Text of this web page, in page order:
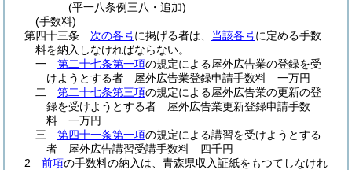
(平一八条例三八・追加)
(手数料)
第四十三条
次の各号に掲げる者は、 当該各号に定める手数
料を納入しなければならない。
一
第二十七条第一項の規定による屋外広告業の登録を受
けようとする者 屋外広告業登録申請手数料 一万円
二
第二十七条第三項の規定による屋外広告業の更新の登
録を受けようとする者 屋外広告業更新登録申請手数
料 一万円
三
第四十一条第一項の規定による講習を受けようとする
者 屋外広告講習受講手数料 四千円
2
前項の手数料の納入は、青森県収入証紙をもつてしなけれ